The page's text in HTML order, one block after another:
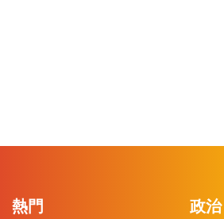
熱門 政治